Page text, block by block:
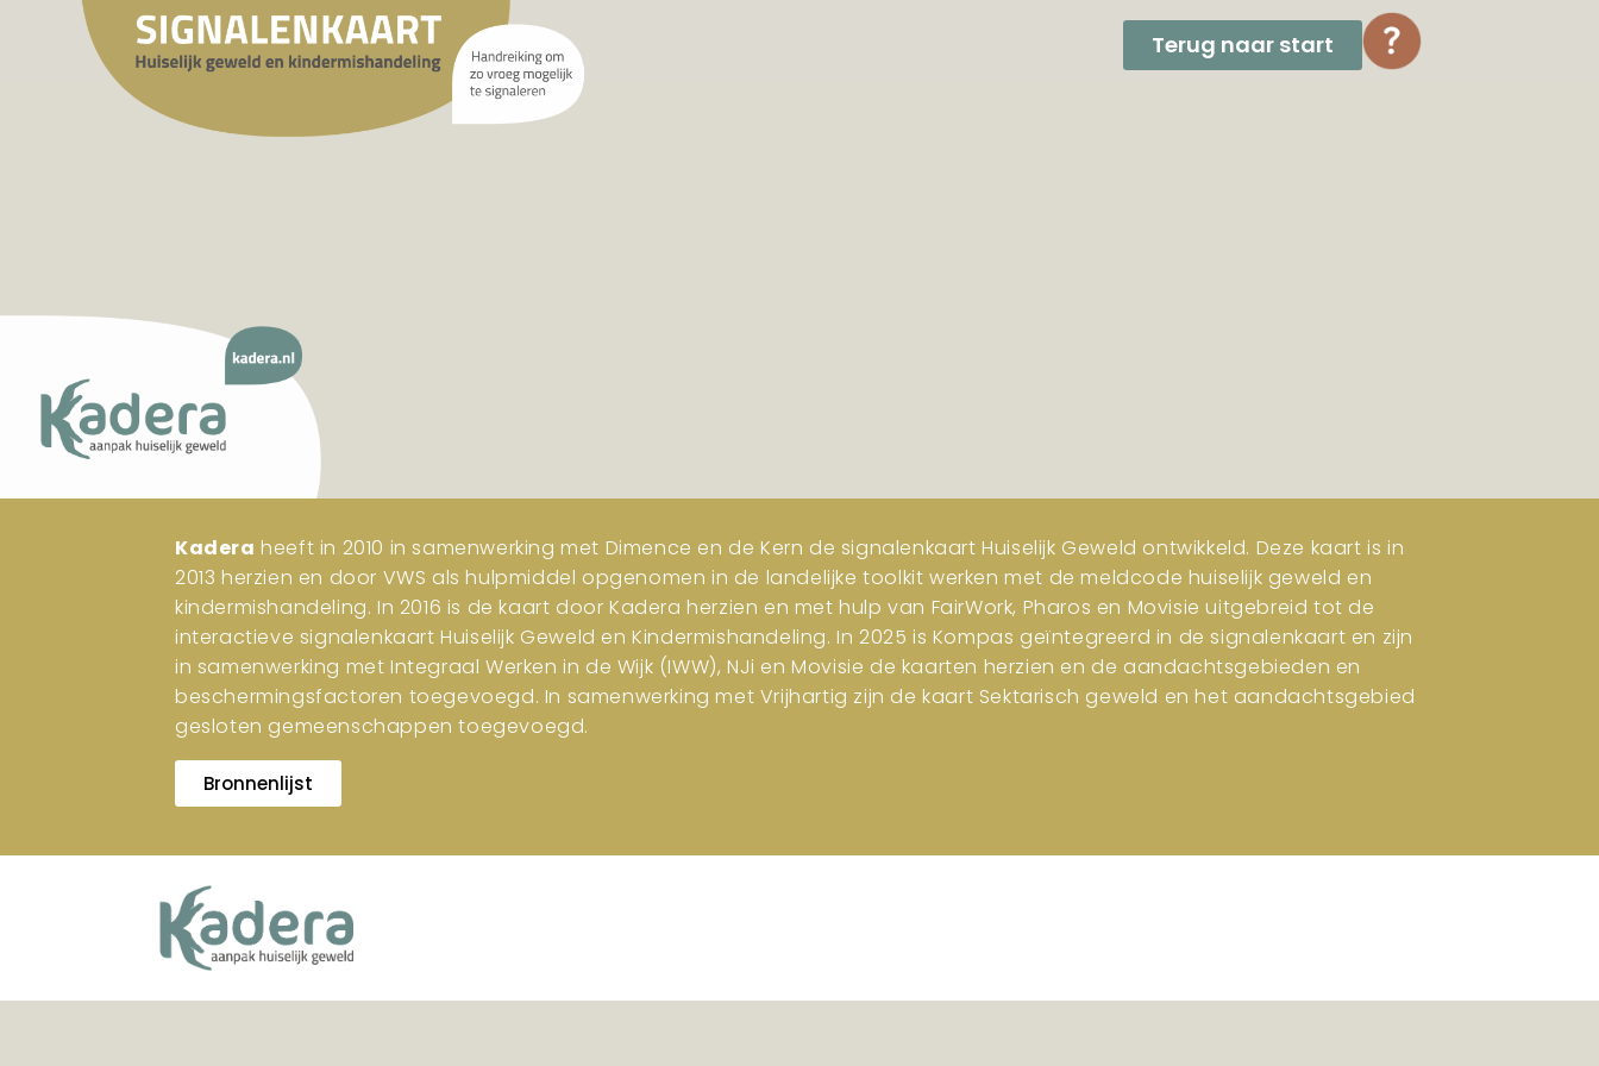
Terug naar start
Kadera heeft in 2010 in samenwerking met Dimence en de Kern de signalenkaart Huiselijk Geweld ontwikkeld. Deze kaart is in
2013 herzien en door VWS als hulpmiddel opgenomen in de landelijke toolkit werken met de meldcode huiselijk geweld en
kindermishandeling. In 2016 is de kaart door Kadera herzien en met hulp van FairWork, Pharos en Movisie uitgebreid tot de
interactieve signalenkaart Huiselijk Geweld en Kindermishandeling. In 2025 is Kompas geïntegreerd in de signalenkaart en zijn
in samenwerking met Integraal Werken in de Wijk (IWW), NJi en Movisie de kaarten herzien en de aandachtsgebieden en
beschermingsfactoren toegevoegd. In samenwerking met Vrijhartig zijn de kaart Sektarisch geweld en het aandachtsgebied
gesloten gemeenschappen toegevoegd.
Bronnenlijst